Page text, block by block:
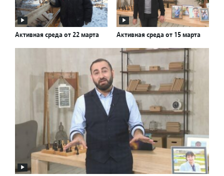
Активная среда от 22 марта Активная среда от 15 марта